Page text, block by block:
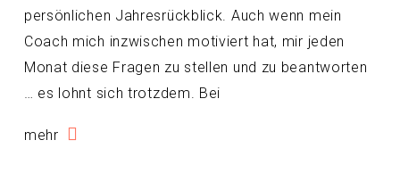
persönlichen Jahresrückblick. Auch wenn mein
Coach mich inzwischen motiviert hat, mir jeden
Monat diese Fragen zu stellen und zu beantworten
… es lohnt sich trotzdem. Bei
mehr